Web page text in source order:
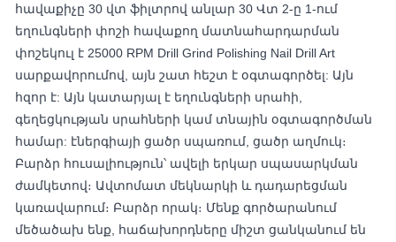
հավաքիչը 30 վտ ֆիլտրով անլար 30 Վտ 2-ը 1-ում
եղունգների փոշի հավաքող մատնահարդարման
փոշեկուլ է 25000 RPM Drill Grind Polishing Nail Drill Art
սարքավորումով, այն շատ հեշտ է օգտագործել: Այն
հզոր է: Այն կատարյալ է եղունգների սրահի,
գեղեցկության սրահների կամ տնային օգտագործման
համար: էներգիայի ցածր սպառում, ցածր աղմուկ։
Բարձր հուսալիություն՝ ավելի երկար սպասարկման
ժամկետով։ Ավտոմատ մեկնարկի և դադարեցման
կառավարում։ Բարձր որակ։ Մենք գործարանում
մեծածախ ենք, հաճախորդները միշտ ցանկանում են